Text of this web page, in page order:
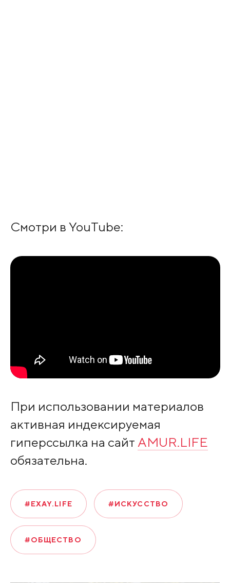
Смотри в YouTube:
При использовании материалов
активная индексируемая
гиперссылка на сайт AMUR.LIFE
обязательна.
#EXAY.LIFE #ИСКУССТВО
#ОБЩЕСТВО